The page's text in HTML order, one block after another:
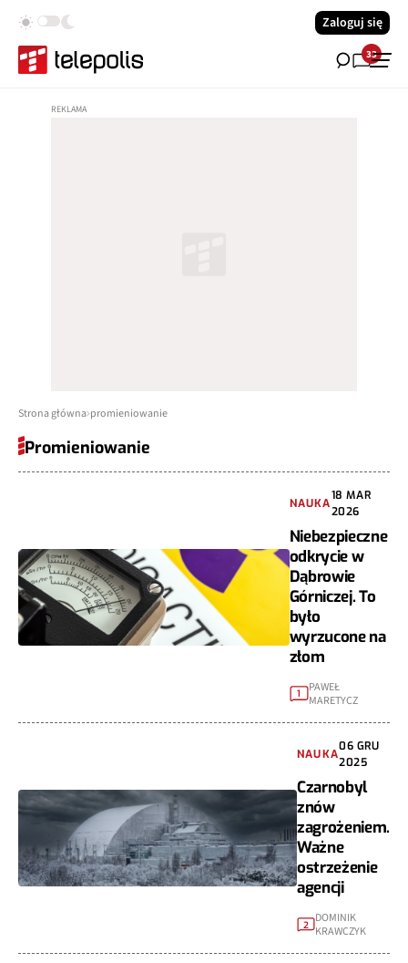
Zaloguj się
33
Strona główna promieniowanie
Promieniowanie
NAUKA
18 MAR
2026
Niebezpieczne
odkrycie w
Dąbrowie
Górniczej. To
było
wyrzucone na
złom
1
PAWEŁ
MARETYCZ
NAUKA
06 GRU
2025
Czarnobyl
znów
zagrożeniem.
Ważne
ostrzeżenie
agencji
2
DOMINIK
KRAWCZYK